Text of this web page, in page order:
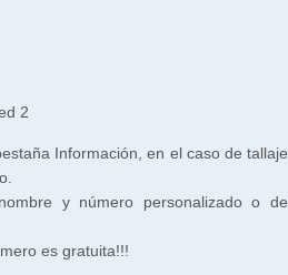
2
Información, en el caso de tallaje
y número personalizado o de
es gratuita!!!